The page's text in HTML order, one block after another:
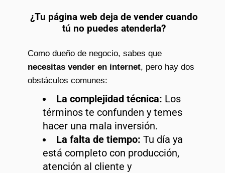
¿Tu página web deja de vender cuando
tú no puedes atenderla?
Como dueño de negocio, sabes que
necesitas vender en internet, pero hay dos
obstáculos comunes:
La complejidad técnica: Los
términos te confunden y temes
hacer una mala inversión.
La falta de tiempo: Tu día ya
está completo con producción,
atención al cliente y